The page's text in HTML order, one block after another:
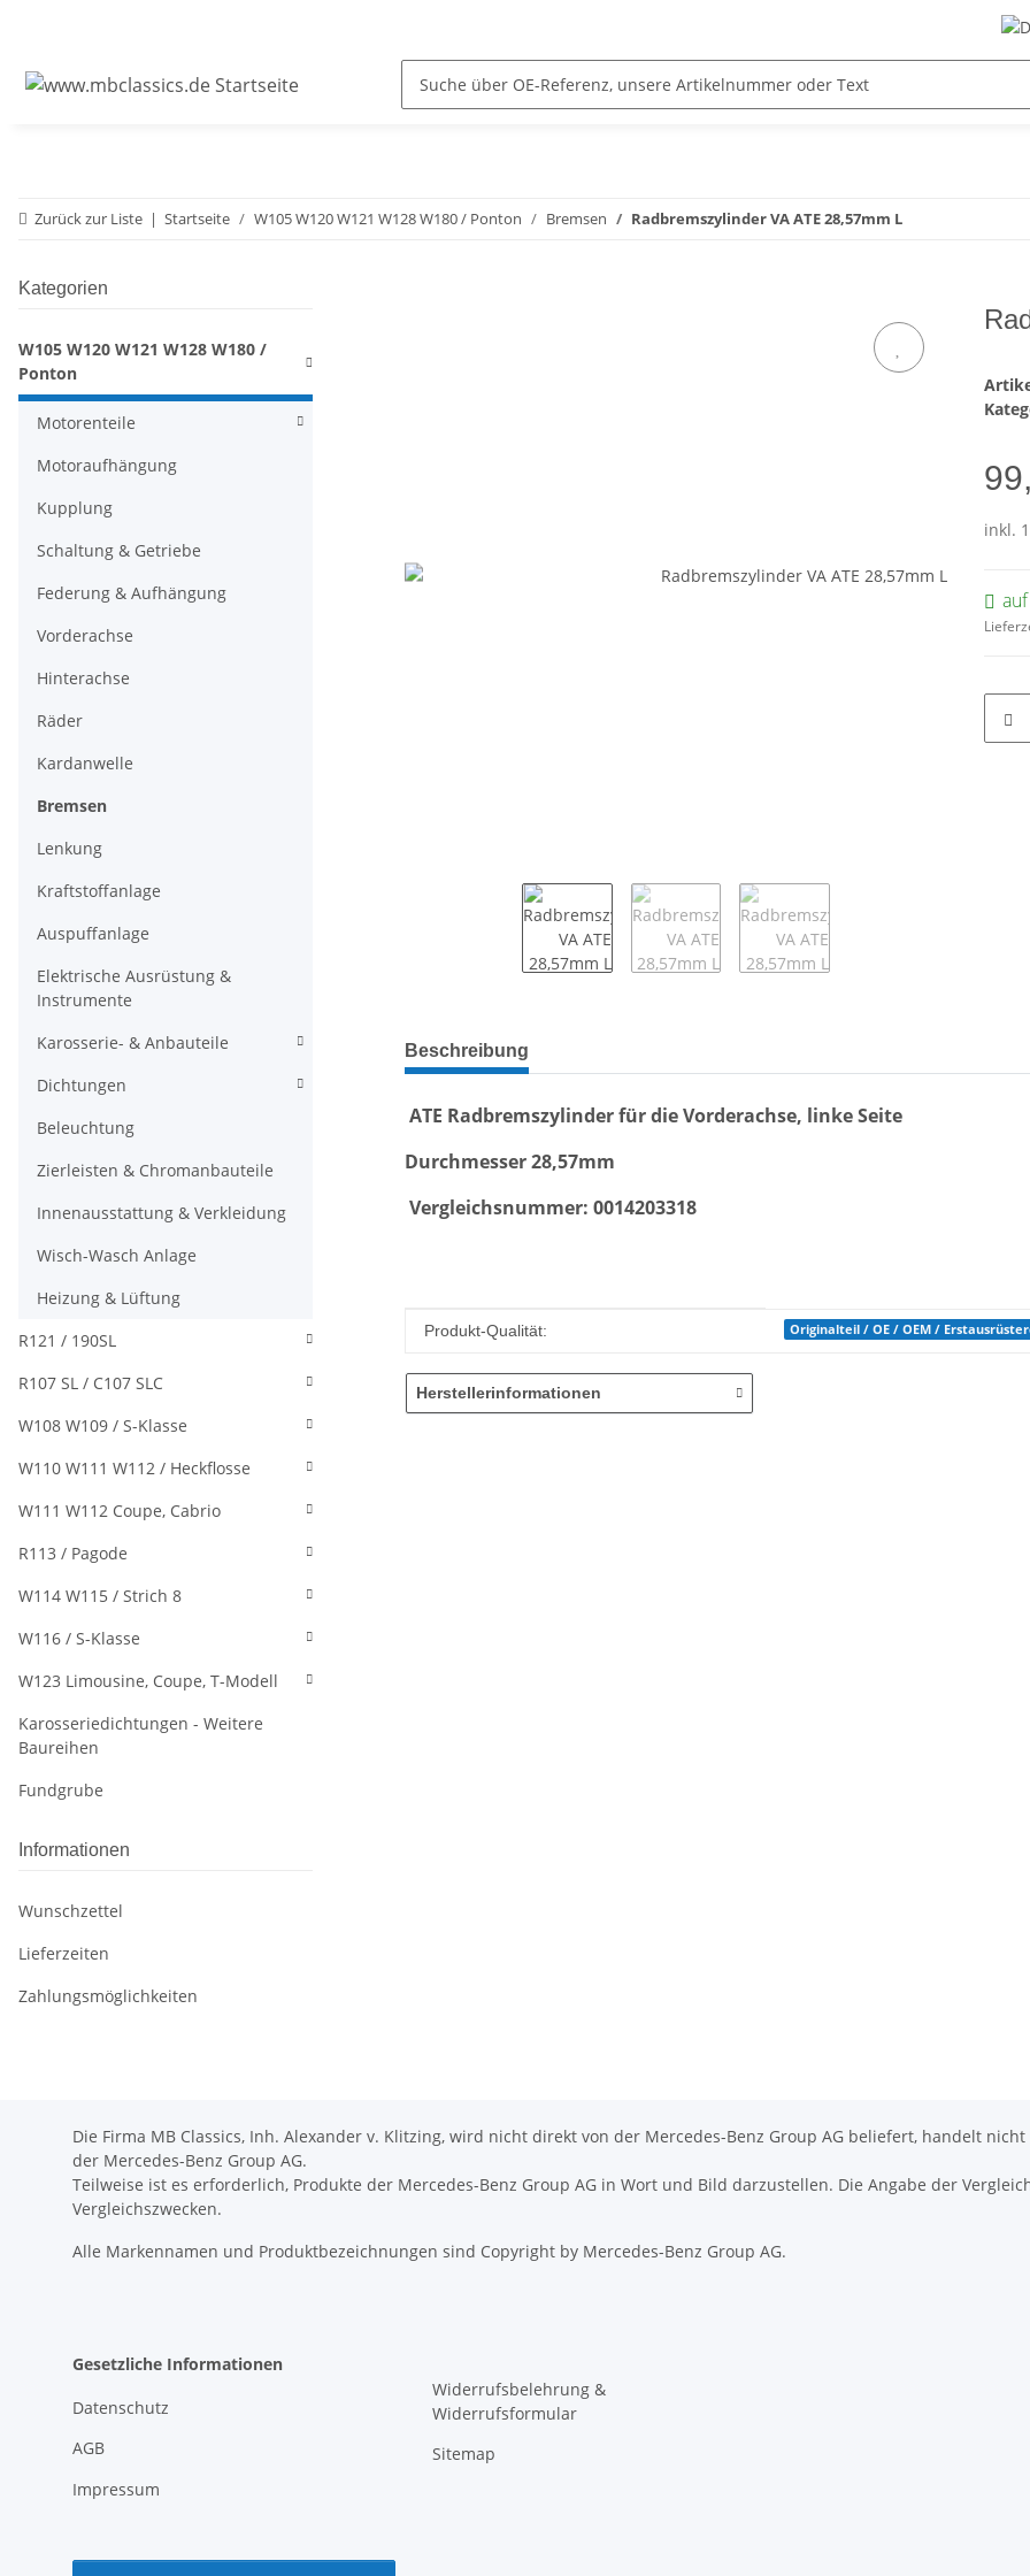
Zurück zur Liste Startseite W105 W120 W121 W128 W180 / Ponton Bremsen Radbremszylinder VA ATE 28,57mm L
inkl.
weitere Registerkarten anzeigen
Beschreibung
ATE Radbremszylinder für die Vorderachse, linke Seite
Durchmesser 28,57mm
Vergleichsnummer: 0014203318
Produkteigenschaft
Wert
Produkt-Qualität: Originalteil / OE / OEM /
Herstellerinformationen
Kategorien
W105 W120 W121 W128 W180 /
Ponton
Motorenteile
Motoraufhängung
Kupplung
Schaltung & Getriebe
Federung & Aufhängung
Vorderachse
Hinterachse
Räder
Kardanwelle
Bremsen
Lenkung
Kraftstoffanlage
Auspuffanlage
Elektrische Ausrüstung &
Instrumente
Karosserie- & Anbauteile
Dichtungen
Beleuchtung
Zierleisten & Chromanbauteile
Innenausstattung & Verkleidung
Wisch-Wasch Anlage
Heizung & Lüftung
R121 / 190SL
R107 SL / C107 SLC
W108 W109 / S-Klasse
W110 W111 W112 / Heckflosse
W111 W112 Coupe, Cabrio
R113 / Pagode
W114 W115 / Strich 8
W116 / S-Klasse
W123 Limousine, Coupe, T-Modell
Karosseriedichtungen - Weitere
Baureihen
Fundgrube
Informationen
Wunschzettel
Lieferzeiten
Zahlungsmöglichkeiten
Die Firma MB Classics, Inh. Alexander v. Klitzing, wird nicht direkt von der Mercedes-Benz Group AG beliefert, handelt
der Mercedes-Benz Group AG.
Teilweise ist es erforderlich, Produkte der Mercedes-Benz Group AG in Wort und Bild darzustellen. Die Angabe der
Vergleichszwecken.
Alle Markennamen und Produktbezeichnungen sind Copyright by Mercedes-Benz Group AG.
Gesetzliche Informationen
Datenschutz
AGB
Impressum
Widerrufsbelehrung &
Widerrufsformular
Sitemap